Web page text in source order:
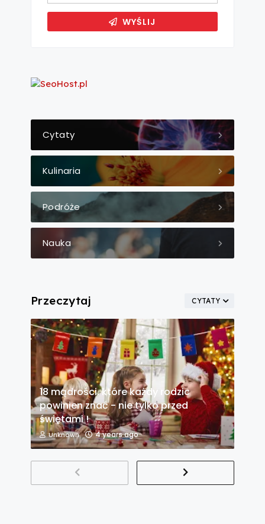
Cytaty
Kulinaria
Podróże
Nauka
CYTATY
Przeczytaj
18 mądrości, które każdy rodzic
powinien znać - nie tylko przed
świętami !
Unknown 4 years ago